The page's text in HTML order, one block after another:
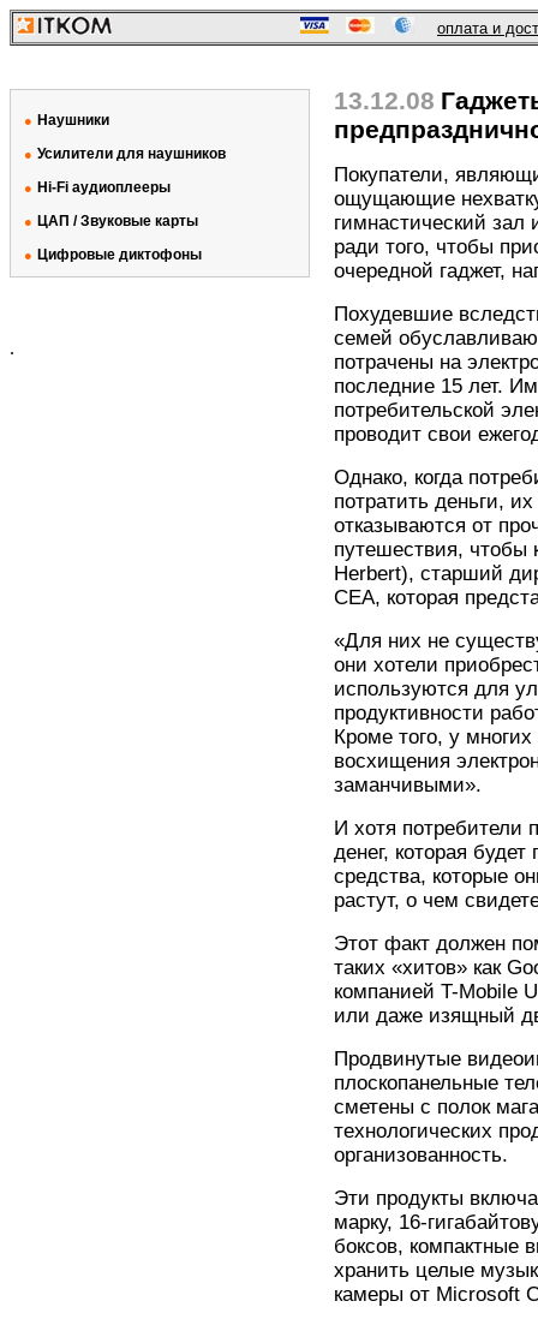
оплата и
● Наушники
● Усилители для наушников
● Hi-Fi аудиоплееры
● ЦАП / Звуковые карты
● Цифровые диктофоны
.
13.12.08
Покупатели,
ощущающие
гимнастический
ради того, чтобы
очередной гаджет,
Похудевшие
семей
потрачены на
последние 15 лет.
потребительской
проводит свои
Однако, когда
потратить деньги,
отказываются от
путешествия, чтобы
Herbert), старший
CEA, которая
«Для них не
они хотели
используются для
продуктивности
Кроме того, у
восхищения
заманчивыми».
И хотя потребители
денег, которая
средства, которые
растут, о чем
Этот факт должен
таких «хитов» как
компанией T-Mobile
или даже изящный
Продвинутые
плоскопанельные
сметены с полок
технологических
организованность.
Эти продукты
марку, 16-
боксов, компактные
хранить целые
камеры от Microsoft